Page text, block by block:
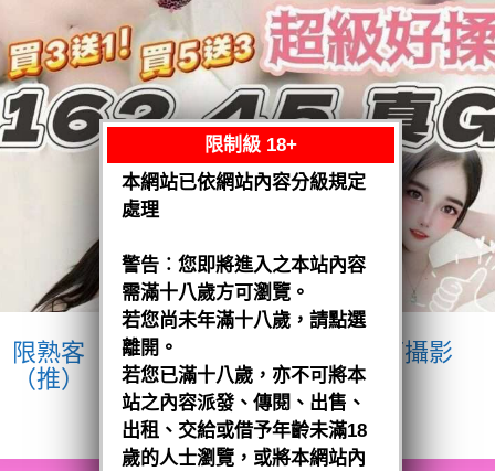
限熟客【沙鹿】優格
越南$3200.可攝影
（推）
閱讀全文
限制級 18+
本網站已依網站內容分級規定
處理
警告︰您即將進入之本站內容
需滿十八歲方可瀏覽。
若您尚未年滿十八歲，請點選
離開。
若您已滿十八歲，亦不可將本
站之內容派發、傳閱、出售、
出租、交給或借予年齡未滿18
歲的人士瀏覽，或將本網站內